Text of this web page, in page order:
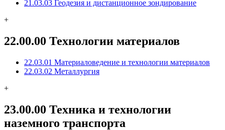
21.03.03 Геодезия и дистанционное зондирование
+
22.00.00 Технологии материалов
22.03.01 Материаловедение и технологии материалов
22.03.02 Металлургия
+
23.00.00 Техника и технологии
наземного транспорта